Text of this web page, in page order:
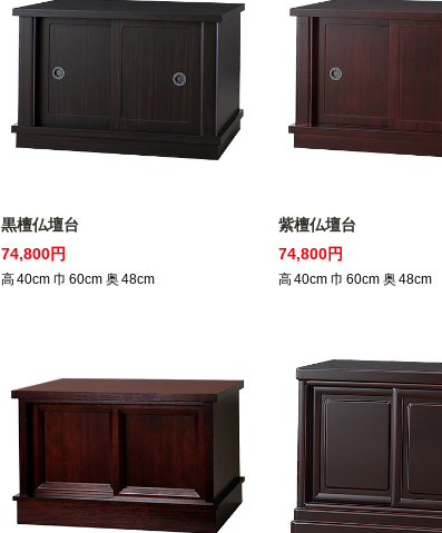
黒檀仏壇台
74,800円
高40cm 巾 60cm 奥48cm
紫檀仏壇台
74,800円
高40cm 巾 60cm 奥48cm